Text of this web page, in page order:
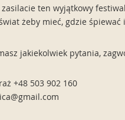
zasilacie ten wyjątkowy
żeby mieć, gdzie śpiewać
jakiekolwiek pytania,
+48 503 902 160